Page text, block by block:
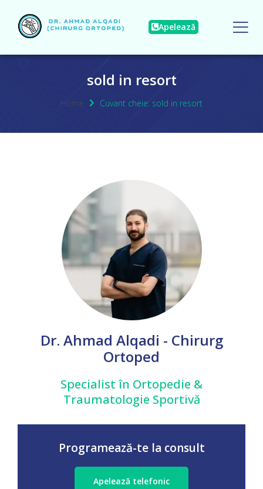
Apelează
sold in resort
Home Cuvant cheie: sold in resort
Dr. Ahmad Alqadi - Chirurg
Ortoped
Specialist în Ortopedie &
Traumatologie Sportivă
Programează-te la consult
Apelează telefonic